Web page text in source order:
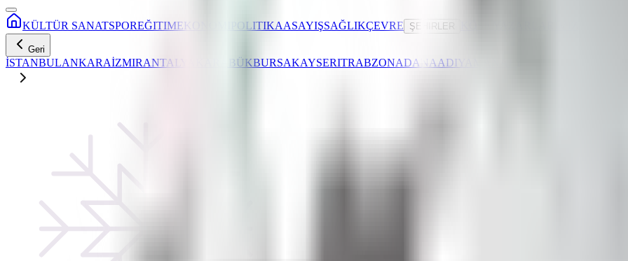
KÜLTÜR SANATSPOREĞITIMEKONOMI POLITIKAASAYIŞSAĞLIKÇEVRE ŞEHIRLER
Geri
İSTANBULANKARAİZMIRANTALYA KARABÜKBURSAKAYSERITRABZONADANAADIYAMAN